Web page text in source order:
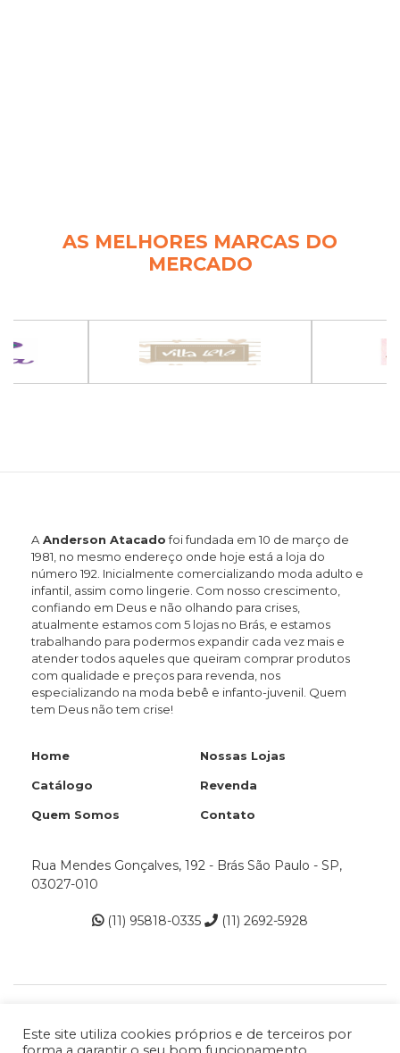
AS MELHORES MARCAS DO
MERCADO
A Anderson Atacadofoi fundada em 10 de março de
1981, no mesmo endereço onde hoje está a loja do
número 192. Inicialmente comercializando moda adulto e
infantil, assim como lingerie. Com nosso crescimento,
confiando em Deus e não olhando para crises,
atualmente estamos com 5 lojas no Brás, e estamos
trabalhando para podermos expandir cada vez mais e
atender todos aqueles que queiram comprar produtos
com qualidade e preços para revenda, nos
especializando na moda bebê e infanto-juvenil. Quem
tem Deus não tem crise!
Home Nossas Lojas
Catálogo Revenda
Quem Somos Contato
Rua Mendes Gonçalves, 192 - Brás São Paulo - SP,
03027-010
(11) 95818-0335 (11) 2692-5928
Este site utiliza cookies próprios e de terceiros por